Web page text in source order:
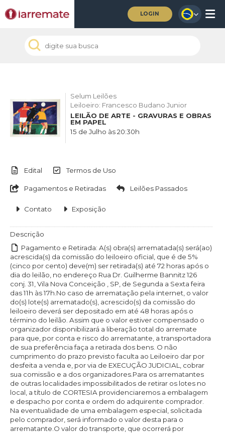
LOGIN
Selum Leilões
Leiloeiro: Francesco Budano Junior
LEILÃO DE ARTE - GRAVURAS E OBRAS
EM PAPEL
15 de Julho às 20:30h
Edital Termos de Uso
Pagamentos e Retiradas Leilões Passados
Contato Exposição
Descrição
Pagamento e Retirada: A(s) obra(s) arrematada(s) será(ao)
acrescida(s) da comissão do leiloeiro oficial, que é de 5%
(cinco por cento) deve(m) ser retirada(s) até 72 horas após o
dia do leilão, no endereço Rua Dr. Guilherme Bannitz 126
conj. 31, Vila Nova Conceição , SP, de Segunda a Sexta feira
das 11h às 17h.No caso de arrematação pela internet, o valor
do(s) lote(s) arrematado(s), acrescido(s) da comissão do
leiloeiro deverá ser depositado em até 48 horas após o
término do leilão. Assim que o valor estiver compensado o
organizador disponibilizará a liberação total do arremate
para que, por conta e risco do arrematante, a transportadora
de sua preferência faça a retirada dos bens. O não
cumprimento do prazo previsto faculta ao Leiloeiro dar por
desfeita a venda e, por via de EXECUÇÃO JUDICIAL, cobrar
sua comissão e a dos organizadores.Para os arrematantes
de outras localidades impossibilitados de retirar os lotes no
local, a título de CORTESIA providenciaremos a embalagem
e despacho por conta e ordem do adquirente comprador.
Na eventualidade de uma embalagem especial, solicitada
pelo comprador, será informado o valor desta para o
arrematante.O valor do transporte, que ocorrerá por